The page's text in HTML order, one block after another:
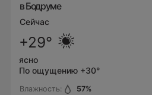
в Бодруме
Сейчас
+29°
ясно
По ощущению +30°
Влажность:
57%